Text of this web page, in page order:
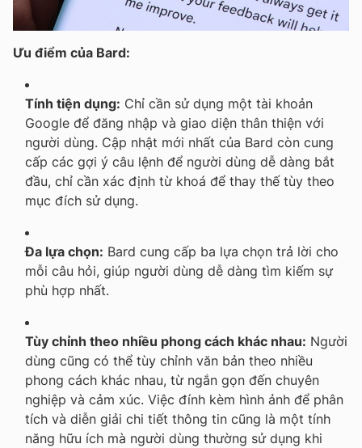
Ưu điểm của Bard:
Tính tiện dụng: Chỉ cần sử dụng một tài khoản
Google để đăng nhập và giao diện thân thiện với
người dùng. Cập nhật mới nhất của Bard còn cung
cấp các gợi ý câu lệnh để người dùng dễ dàng bắt
đầu, chỉ cần xác định từ khoá để thay thế tùy theo
mục đích sử dụng.
Đa lựa chọn: Bard cung cấp ba lựa chọn trả lời cho
mỗi câu hỏi, giúp người dùng dễ dàng tìm kiếm sự
phù hợp nhất.
Tùy chỉnh theo nhiều phong cách khác nhau: Người
dùng cũng có thể tùy chỉnh văn bản theo nhiều
phong cách khác nhau, từ ngắn gọn đến chuyên
nghiệp và cảm xúc. Việc đính kèm hình ảnh để phân
tích và diễn giải chi tiết thông tin cũng là một tính
năng hữu ích mà người dùng thường sử dụng khi